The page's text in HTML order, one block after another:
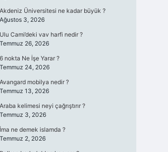
Akdeniz Üniversitesi ne kadar büyük ?
Ağustos 3, 2026
Ulu Cami’deki vav harfi nedir ?
Temmuz 26, 2026
6 nokta Ne İşe Yarar ?
Temmuz 24, 2026
Avangard mobilya nedir ?
Temmuz 13, 2026
Araba kelimesi neyi çağrıştırır ?
Temmuz 3, 2026
İma ne demek islamda ?
Temmuz 2, 2026